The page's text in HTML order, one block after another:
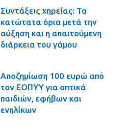
Συντάξεις χηρείας: Τα
κατώτατα όρια μετά την
αύξηση και η απαιτούμενη
διάρκεια του γάμου
Αποζημίωση 100 ευρώ από
τον ΕΟΠΥΥ για οπτικά
παιδιών, εφήβων και
ενηλίκων